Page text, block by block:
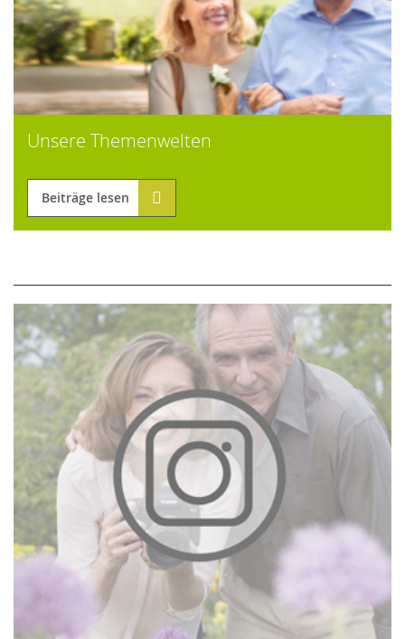
Unsere Themenwelten
Beiträge lesen